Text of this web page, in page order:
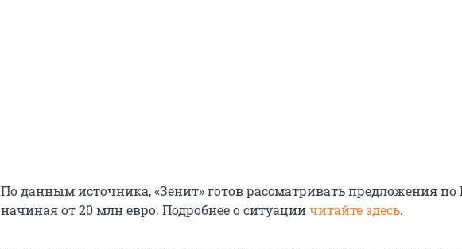
По данным источника, «Зенит» готов рассматривать предложения по
начиная от 20 млн евро. Подробнее о ситуациичитайте здесь.